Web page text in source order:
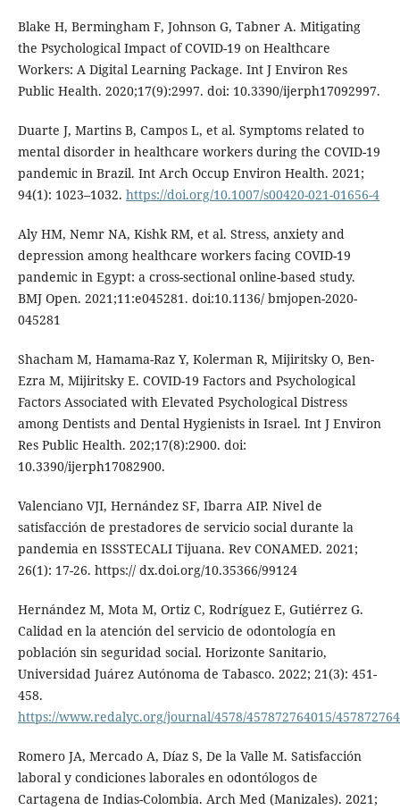
Blake H, Bermingham F, Johnson G, Tabner A. Mitigating
the Psychological Impact of COVID-19 on Healthcare
Workers: A Digital Learning Package. Int J Environ Res
Public Health. 2020;17(9):2997. doi: 10.3390/ijerph17092997.
Duarte J, Martins B, Campos L, et al. Symptoms related to
mental disorder in healthcare workers during the COVID-19
pandemic in Brazil. Int Arch Occup Environ Health. 2021;
94(1): 1023–1032. https://doi.org/10.1007/s00420-021-01656-4
Aly HM, Nemr NA, Kishk RM, et al. Stress, anxiety and
depression among healthcare workers facing COVID-19
pandemic in Egypt: a cross-sectional online-based study.
BMJ Open. 2021;11:e045281. doi:10.1136/ bmjopen-2020-
045281
Shacham M, Hamama-Raz Y, Kolerman R, Mijiritsky O, Ben-
Ezra M, Mijiritsky E. COVID-19 Factors and Psychological
Factors Associated with Elevated Psychological Distress
among Dentists and Dental Hygienists in Israel. Int J Environ
Res Public Health. 202;17(8):2900. doi:
10.3390/ijerph17082900.
Valenciano VJI, Hernández SF, Ibarra AIP. Nivel de
satisfacción de prestadores de servicio social durante la
pandemia en ISSSTECALI Tijuana. Rev CONAMED. 2021;
26(1): 17-26. https:// dx.doi.org/10.35366/99124
Hernández M, Mota M, Ortiz C, Rodríguez E, Gutiérrez G.
Calidad en la atención del servicio de odontología en
población sin seguridad social. Horizonte Sanitario,
Universidad Juárez Autónoma de Tabasco. 2022; 21(3): 451-
458.
https://www.redalyc.org/journal/4578/457872764015/
Romero JA, Mercado A, Díaz S, De la Valle M. Satisfacción
laboral y condiciones laborales en odontólogos de
Cartagena de Indias-Colombia. Arch Med (Manizales). 2021;